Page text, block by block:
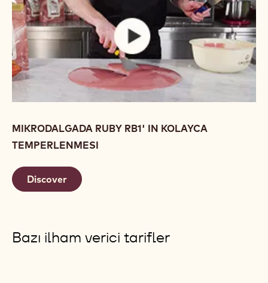
Son ürünü piyasaya sunmadan önce her zaman raf
ömrü testi gerçekleştirmenizi öneririz.
Video izle